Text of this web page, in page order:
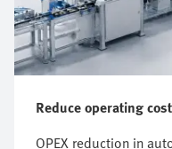
Reduce operating
OPEX reduction in